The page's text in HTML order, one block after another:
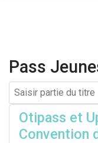
Pass
Saisir partie du titre
Otipass et
Convention